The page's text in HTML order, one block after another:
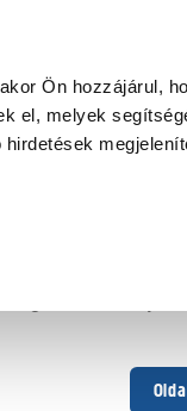
Ön hozzájárul,
el, melyek